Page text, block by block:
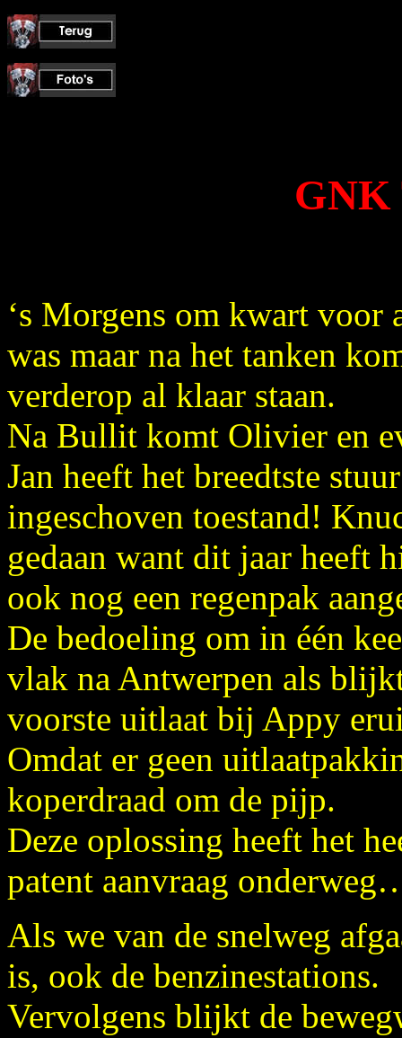
GNK
‘s Morgens om kwart voor
was maar na het tanken
verderop al klaar staan.
Na Bullit komt Olivier en
Jan heeft het breedtste
ingeschoven toestand!
gedaan want dit jaar heeft
ook nog een regenpak
De bedoeling om in één
vlak na Antwerpen als
voorste uitlaat bij Appy
Omdat er geen
koperdraad om de pijp.
Deze oplossing heeft het
patent aanvraag
Als we van de snelweg
is, ook de benzinestations.
Vervolgens blijkt de